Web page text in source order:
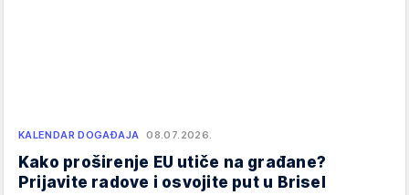
KALENDAR DOGAĐAJA 08.07.2026.
Kako proširenje EU utiče na građane?
Prijavite radove i osvojite put u Brisel